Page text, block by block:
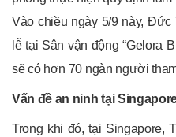
Vào chiều ngày 5/9 này,
lễ tại Sân vận động “Gelora
sẽ có hơn 70 ngàn người
Vấn đề an ninh tại
Trong khi đó, tại Singapore,